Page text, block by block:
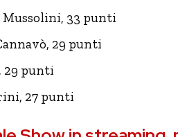
Mussolini, 33 punti
29 punti
29 punti
27 punti